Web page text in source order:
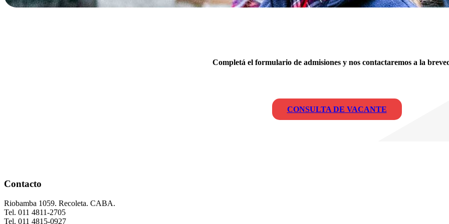
Completá el formulario de admisiones y nos contactaremos a la
CONSULTA DE VACANTE
Contacto
Riobamba 1059. Recoleta. CABA.
Tel. 011 4811-2705
Tel. 011 4815-0927